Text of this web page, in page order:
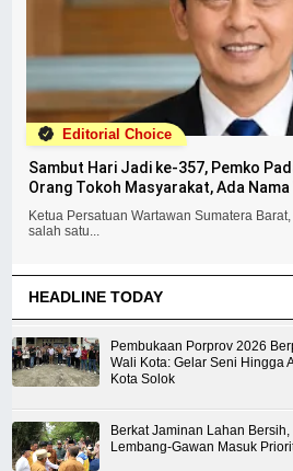
Editorial Choice
Sambut Hari Jadi ke-357, Pemko
Orang Tokoh Masyarakat, Ada Nama
Ketua Persatuan Wartawan Sumatera
salah satu...
HEADLINE TODAY
Pembukaan Porprov 2026
Wali Kota: Gelar Seni Hingga
Kota Solok
Berkat Jaminan Lahan
Lembang-Gawan Masuk